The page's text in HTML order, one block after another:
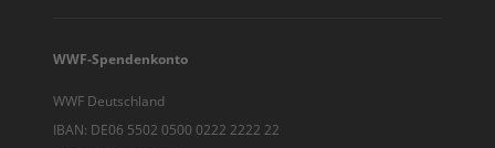
WWF-Spendenkonto
WWF Deutschland
IBAN: DE06 5502 0500 0222 2222 22